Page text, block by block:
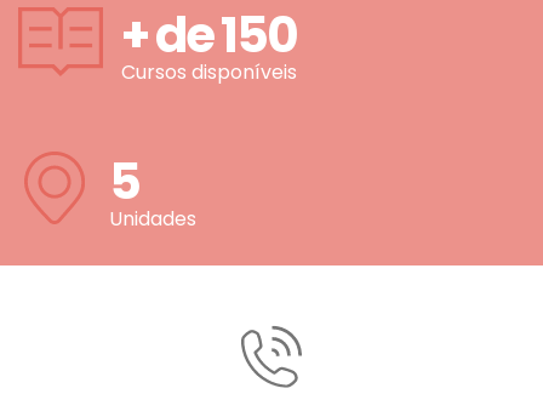
+ de150
Cursos disponíveis
5
Unidades